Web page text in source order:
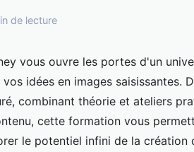
de lecture
vous ouvre les portes d'un
idées en images saisissantes.
combinant théorie et ateliers
cette formation vous
le potentiel infini de la création